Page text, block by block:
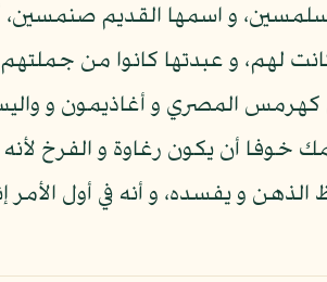
و اسمها القديم
لهم، و عبدتها كانوا من
كهرمس المصري و أغاذيمون و
أن يكون رغاوة و الفرخ لأنه
الذهن و يفسده، و أنه في أول